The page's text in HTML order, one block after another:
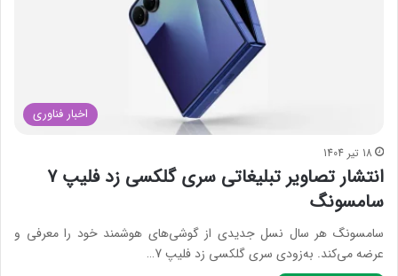
اخبار فناوری
18 تیر 1404
انتشار تصاویر تبلیغاتی سری گلکسی زد فلیپ 7
سامسونگ
سامسونگ هر سال نسل جدیدی از گوشی‌های هوشمند خود را معرفی و
عرضه می‌کند. به‌زودی سری گلکسی زد فلیپ 7…